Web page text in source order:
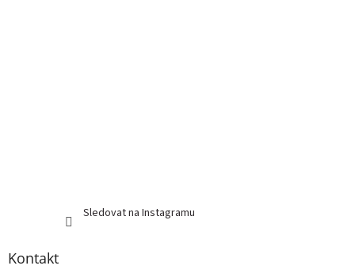
Sledovat na Instagramu
Kontakt